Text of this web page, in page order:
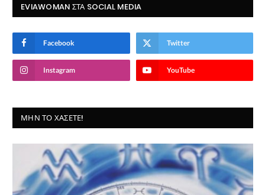
EVIAWOMAN ΣΤΑ SOCIAL MEDIA
Facebook Twitter
Instagram YouTube
ΜΗΝ ΤΟ ΧΆΣΕΤΕ!